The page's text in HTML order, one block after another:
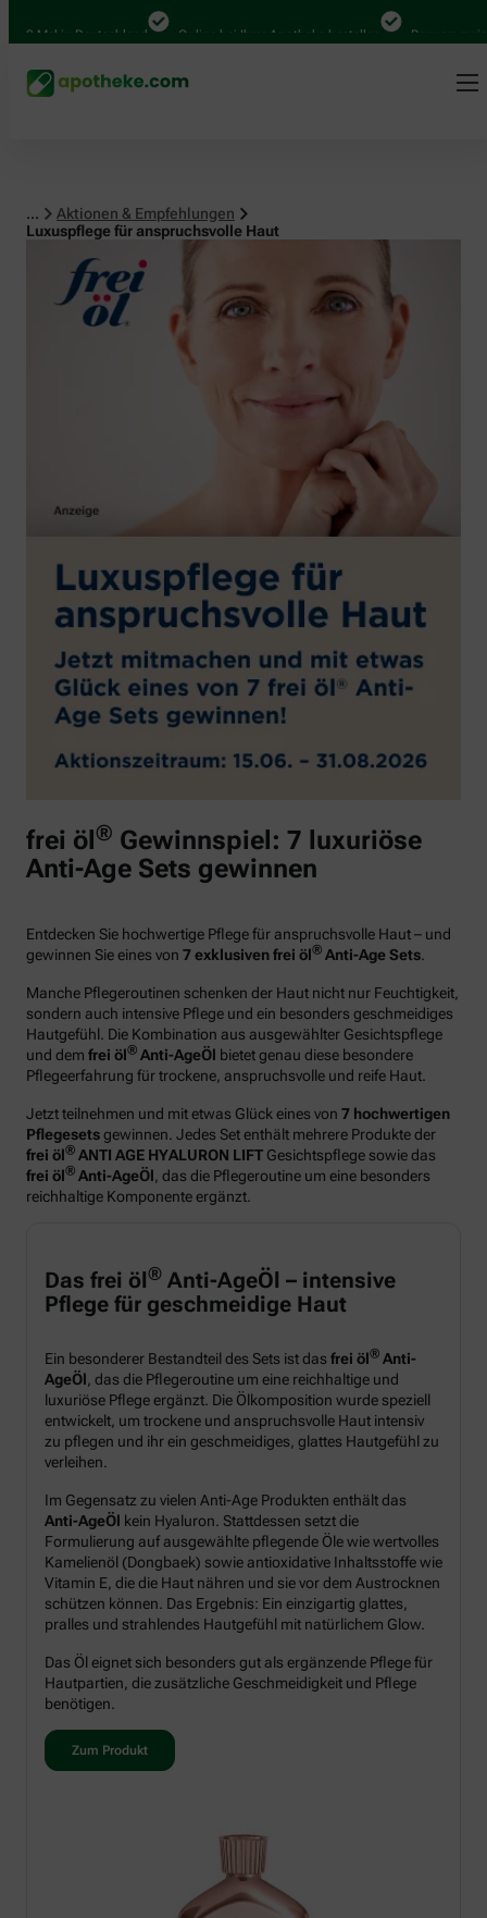
in Deutschland Online bei Ihrer Apotheke bestellen Bequem
...
Aktionen & Empfehlungen
Luxuspflege für anspruchsvolle Haut
frei öl ® Gewinnspiel: 7 luxuriöse
Anti-Age Sets gewinnen
Entdecken Sie hochwertige Pflege für anspruchsvolle Haut – und
gewinnen Sie eines von 7 exklusiven frei öl® Anti-Age Sets
Manche Pflegeroutinen schenken der Haut nicht nur Feuchtigkeit,
sondern auch intensive Pflege und ein besonders geschmeidiges
Hautgefühl. Die Kombination aus ausgewählter Gesichtspflege
und dem frei öl® Anti-AgeÖl bietet genau diese besondere
Pflegeerfahrung für trockene, anspruchsvolle und reife Haut.
Jetzt teilnehmen und mit etwas Glück eines von 7 hochwertigen
Pflegesetsgewinnen. Jedes Set enthält mehrere Produkte der
frei öl® ANTI AGE HYALURON LIFT Gesichtspflege sowie das
frei öl® Anti-AgeÖl , das die Pflegeroutine um eine besonders
reichhaltige Komponente ergänzt.
Das frei öl® Anti-AgeÖl – intensive
Pflege für geschmeidige Haut
Ein besonderer Bestandteil des Sets ist das frei öl® Anti-
AgeÖl, das die Pflegeroutine um eine reichhaltige und
luxuriöse Pflege ergänzt. Die Ölkomposition wurde speziell
entwickelt, um trockene und anspruchsvolle Haut intensiv
zu pflegen und ihr ein geschmeidiges, glattes Hautgefühl zu
verleihen.
Im Gegensatz zu vielen Anti-Age Produkten enthält das
Anti-AgeÖl kein Hyaluron. Stattdessen setzt die
Formulierung auf ausgewählte pflegende Öle wie wertvolles
Kamelienöl (Dongbaek) sowie antioxidative Inhaltsstoffe wie
Vitamin E, die die Haut nähren und sie vor dem Austrocknen
schützen können. Das Ergebnis: Ein einzigartig glattes,
pralles und strahlendes Hautgefühl mit natürlichem Glow.
Das Öl eignet sich besonders gut als ergänzende Pflege für
Hautpartien, die zusätzliche Geschmeidigkeit und Pflege
benötigen.
Zum Produkt